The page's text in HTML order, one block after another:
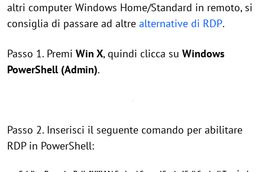
altri computer Windows Home/Standard in remoto, si
consiglia di passare ad altre alternative di RDP.
Passo 1. Premi Win X, quindi clicca su Windows
PowerShell (Admin).
Passo 2. Inserisci il seguente comando per abilitare
RDP in PowerShell: